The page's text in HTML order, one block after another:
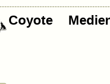
Coyote